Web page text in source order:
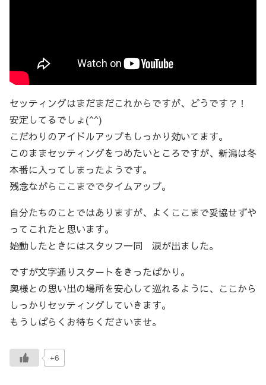
セッティングはまだまだこれからですが、どうです？！
安定してるでしょ(^^)
こだわりのアイドルアップもしっかり効いてます。
このままセッティングをつめたいところですが、新潟は冬
本番に入ってしまったようです。
残念ながらここまででタイムアップ。
自分たちのことではありますが、よくここまで妥協せずや
ってこれたと思います。
始動したときにはスタッフ一同 涙が出ました。
ですが文字通りスタートをきったばかり。
奥様との思い出の場所を安心して巡れるように、ここから
しっかりセッティングしていきます。
もうしばらくお待ちくださいませ。
+6